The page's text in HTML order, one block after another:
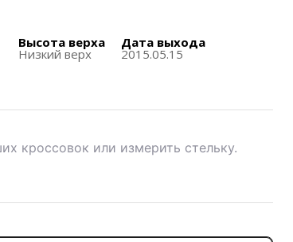
Высота верха
Низкий верх
Дата выхода
2015.05.15
кроссовок или измерить стельку.